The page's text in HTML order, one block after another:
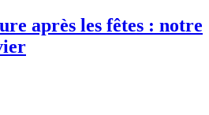
après les fêtes : notre